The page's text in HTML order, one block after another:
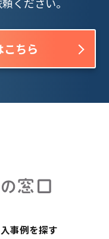
ちら
事例を探す